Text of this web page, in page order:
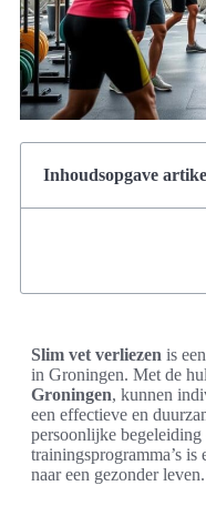
Inhoudsopgave
Slim vet verliezen is
in Groningen. Met de
Groningen, kunnen
een effectieve en
persoonlijke begeleiding
trainingsprogramma’s is
naar een gezonder leven.